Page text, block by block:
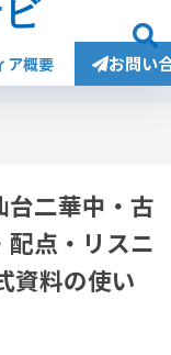
ア概要 お問い
台二華中・古
点・リスニ
資料の使い